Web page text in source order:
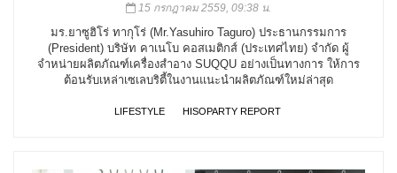
15 กรกฎาคม 2559, 09:38 น.
มร.ยาซูฮิโร่ ทากุโร่ (Mr.Yasuhiro Taguro) ประธานกรรมการ
(President) บริษัท คาเนโบ คอสเมติกส์ (ประเทศไทย) จำกัด ผู้
จำหน่ายผลิตภัณฑ์เครื่องสำอาง SUQQU อย่างเป็นทางการ ให้การ
ต้อนรับเหล่าเซเลบริตี้ในงานแนะนำผลิตภัณฑ์ใหม่ล่าสุด
LIFESTYLE HISOPARTY REPORT